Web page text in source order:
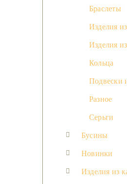
Браслеты
Изделия
Изделия
Кольца
Подвески
Разное
Серьги
Бусины
Новинки
Изделия из